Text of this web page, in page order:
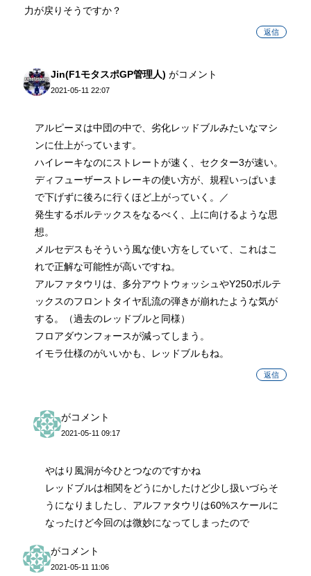
力が戻りそうですか？
返信
Jin(F1モタスポGP管理人) がコメント
2021-05-11 22:07
アルピーヌは中団の中で、劣化レッドブルみたいなマシ
ンに仕上がっています。
ハイレーキなのにストレートが速く、セクター3が速い。
ディフューザーストレーキの使い方が、規程いっぱいま
で下げずに後ろに行くほど上がっていく。／
発生するボルテックスをなるべく、上に向けるような思
想。
メルセデスもそういう風な使い方をしていて、これはこ
れで正解な可能性が高いですね。
アルファタウリは、多分アウトウォッシュやY250ボルテ
ックスのフロントタイヤ乱流の弾きが崩れたような気が
する。（過去のレッドブルと同様）
フロアダウンフォースが減ってしまう。
イモラ仕様のがいいかも、レッドブルもね。
返信
がコメント
2021-05-11 09:17
やはり風洞が今ひとつなのですかね
レッドブルは相関をどうにかしたけど少し扱いづらそ
うになりましたし、アルファタウリは60%スケールに
なったけど今回のは微妙になってしまったので
がコメント
2021-05-11 11:06